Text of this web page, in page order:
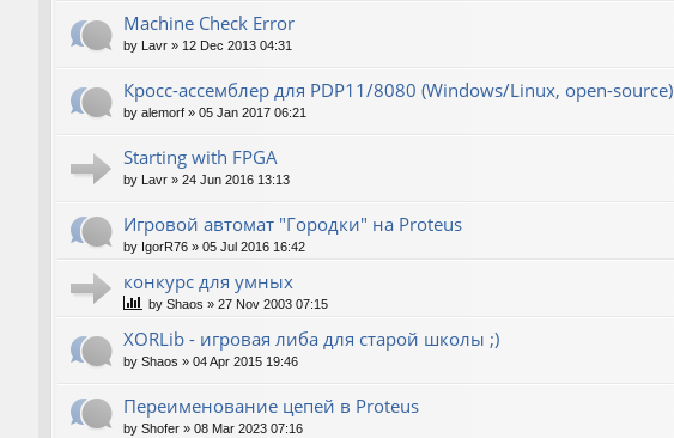
Machine Check Error
by Lavr » 12 Dec 2013 04:31
Кросс-ассемблер для PDP11/8080 (Windows/Linux, open-source)
by alemorf » 05 Jan 2017 06:21
Starting with FPGA
by Lavr » 24 Jun 2016 13:13
Игровой автомат "Городки" на Proteus
by IgorR76 » 05 Jul 2016 16:42
конкурс для умных
by Shaos » 27 Nov 2003 07:15
XORLib - игровая либа для старой школы ;)
by Shaos » 04 Apr 2015 19:46
Переименование цепей в Proteus
by Shofer » 08 Mar 2023 07:16